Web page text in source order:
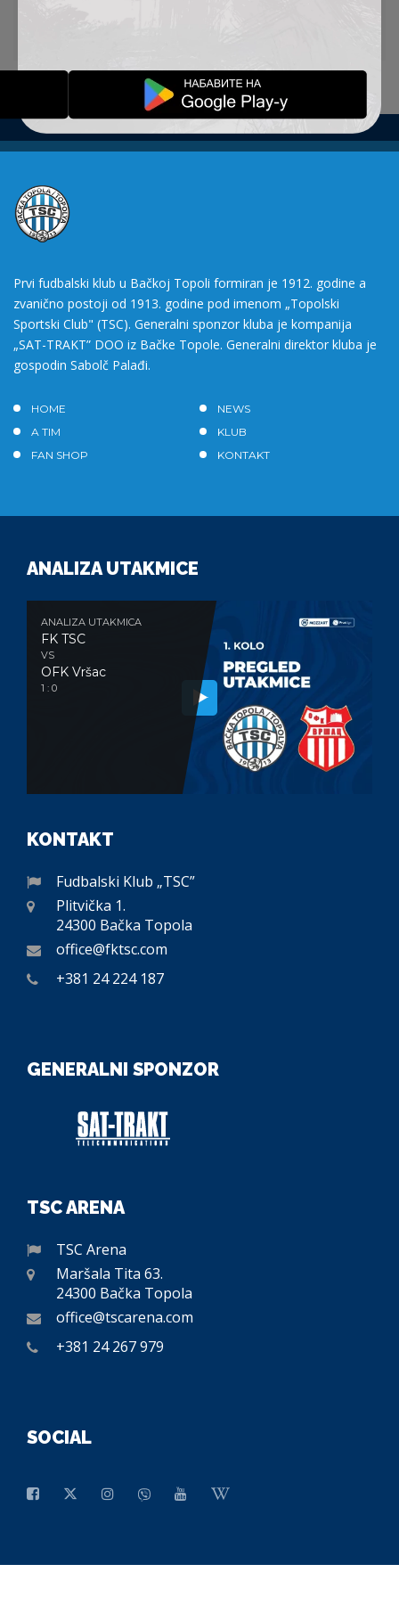
Prvi fudbalski klub u Bačkoj Topoli formiran je 1912. godine a
zvanično postoji od 1913. godine pod imenom „Topolski
Sportski Club" (TSC). Generalni sponzor kluba je kompanija
„SAT-TRAKT” DOO iz Bačke Topole. Generalni direktor kluba je
gospodin Sabolč Palađi.
HOME
NEWS
A TIM
KLUB
FAN SHOP
KONTAKT
ANALIZA UTAKMICE
ANALIZA UTAKMICA
FK TSC
VS
OFK Vršac
1 : 0
KONTAKT
Fudbalski Klub „TSC”
Plitvička 1.
24300 Bačka Topola
office@fktsc.com
+381 24 224 187
GENERALNI SPONZOR
TSC ARENA
TSC Arena
Maršala Tita 63.
24300 Bačka Topola
office@tscarena.com
+381 24 267 979
SOCIAL